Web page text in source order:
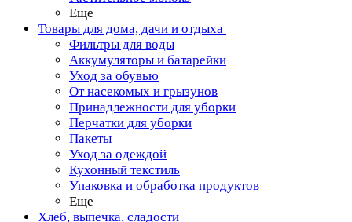
Еще
Товары для дома, дачи и отдыха
Фильтры для воды
Аккумуляторы и батарейки
Уход за обувью
От насекомых и грызунов
Принадлежности для уборки
Перчатки для уборки
Пакеты
Уход за одеждой
Кухонный текстиль
Упаковка и обработка продуктов
Еще
Хлеб, выпечка, сладости